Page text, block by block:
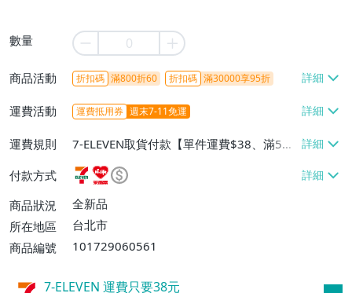
數量
商品活動 折扣碼 滿800折60 折扣碼 滿30000享95折
運費活動 運費抵用券 週末7-11免運
運費規則
7-ELEVEN取貨付款【單件運費$38、滿5件
或消費滿$1298免運費】、7-ELEVEN取貨
不付款【免運費】、萊爾富取貨付款【單件
運費$60、滿5件或消費滿$1298免運
費】、宅配/貨運【單件運費$120、滿5件
付款方式
商品狀況
全新品
所在地區
台北市
商品編號
101729060561
7-ELEVEN 運費只要38元